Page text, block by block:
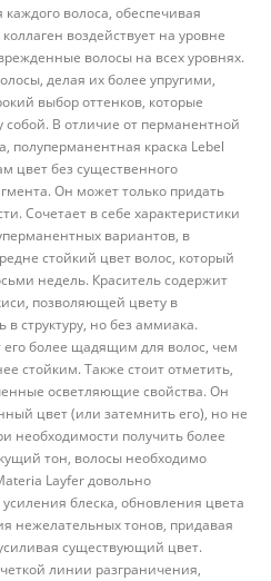
волоса, обеспечивая
воздействует на уровне
волосы на всех уровнях.
делая их более упругими,
выбор оттенков, которые
В отличие от перманентной
полуперманентная краска Lebel
цвет без существенного
Он может только придать
Сочетает в себе характеристики
вариантов, в
стойкий цвет волос, который
недель. Краситель содержит
позволяющей цвету в
структуру, но без аммиака.
более щадящим для волос, чем
стойким. Также стоит отметить,
осветляющие свойства. Он
цвет (или затемнить его), но не
необходимости получить более
тон, волосы необходимо
Layfer довольно
блеска, обновления цвета
нежелательных тонов, придавая
существующий цвет.
линии разграничения,